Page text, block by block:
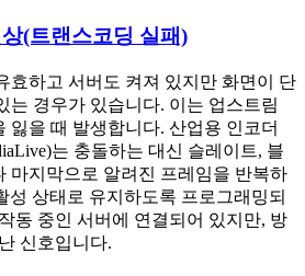
(트랜스코딩 실패)
효하고 서버도 켜져 있지만 화면이 단
는 경우가 있습니다. 이는 업스트림
잃을 때 발생합니다. 산업용 인코더
는 충돌하는 대신 슬레이트, 블
마지막으로 알려진 프레임을 반복하
성 상태로 유지하도록 프로그래밍되
동 중인 서버에 연결되어 있지만, 방
신호입니다.